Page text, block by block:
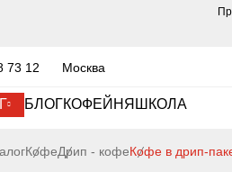
73 12 Москва
БЛОГКОФЕЙНЯ ШКОЛА
КофеДрип - кофеКофе в дрип-